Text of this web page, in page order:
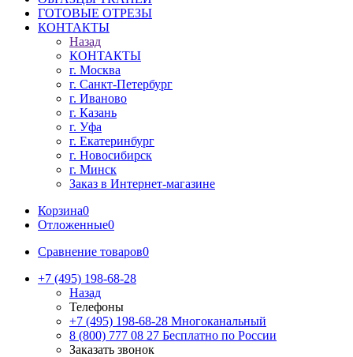
ГОТОВЫЕ ОТРЕЗЫ
КОНТАКТЫ
Назад
КОНТАКТЫ
г. Москва
г. Санкт-Петербург
г. Иваново
г. Казань
г. Уфа
г. Екатеринбург
г. Новосибирск
г. Минск
Заказ в Интернет-магазине
Корзина0
Отложенные0
Сравнение товаров0
+7 (495) 198-68-28
Назад
Телефоны
+7 (495) 198-68-28 Многоканальный
8 (800) 777 08 27 Бесплатно по России
Заказать звонок